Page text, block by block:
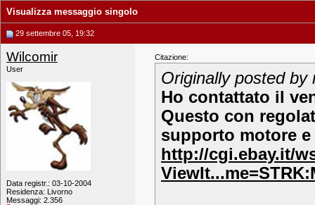
Visualizza messaggio singolo
29 settembre 05, 19:32
Wilcomir
User
Data registr.: 03-10-2004
Residenza: Livorno
Messaggi: 2.356
Citazione:
Originally posted by
Ho contattato il
Questo con
supporto motore
http://cgi.ebay.it/